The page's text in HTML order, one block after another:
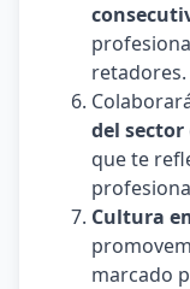
retadores.
del sector
que te
Cultura
marcado